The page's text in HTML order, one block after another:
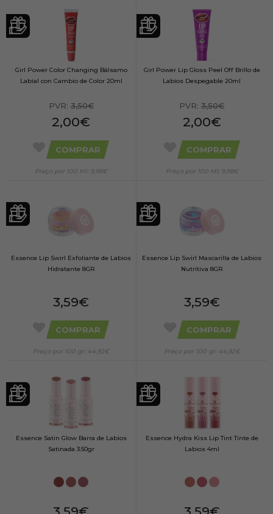
Girl Power Color Changing Bálsamo
Labial con Cambio de Color 20ml
PVR:3,50€
2,00€
COMPRAR
Preço por 100 Ml: 9,98€
Girl Power Lip Gloss Peel Off Brillo de
Labios Despegable 20ml
PVR: 3,50€
2,00€
COMPRAR
Preço por 100 Ml: 9,98€
Essence Lip Swirl Exfoliante de Labios
Hidratante 8GR
3,59€
COMPRAR
Preço por 100 gr: 44,92€
Essence Lip Swirl Mascarilla de Labios
Nutritiva 8GR
3,59€
COMPRAR
Preço por 100 gr: 44,92€
Essence Satin Glow Barra de Labios
Satinada 3.50gr
Essence Hydra Kiss Lip Tint Tinte de
Labios 4ml